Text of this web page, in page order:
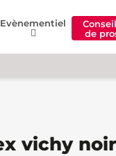
Evènementiel
de
vichy noir